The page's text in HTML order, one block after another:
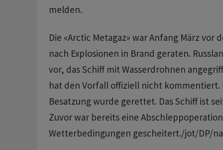
melden.
Die «Arctic Metagaz» war Anfang März vor
nach Explosionen in Brand geraten.
vor, das Schiff mit Wasserdrohnen
hat den Vorfall offiziell nicht kommentiert.
Besatzung wurde gerettet. Das Schiff ist
Zuvor war bereits eine
Wetterbedingungen gescheitert./jot/DP/